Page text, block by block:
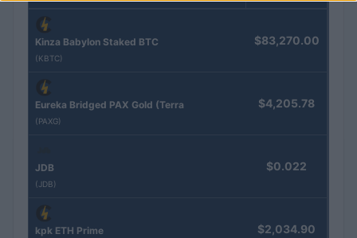
Kinza Babylon Staked BTC
(KBTC)
$83,270.00
Eureka Bridged PAX Gold (Terra
(PAXG)
$4,205.78
JDB
(JDB)
$0.022
kpk ETH Prime $2,034.90